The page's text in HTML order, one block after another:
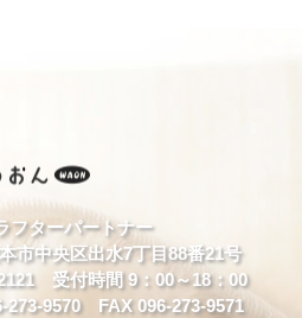
フターパートナー
市中央区出水7丁目88番21号
受付時間 9：00～18：00
9570 FAX 096-273-9571